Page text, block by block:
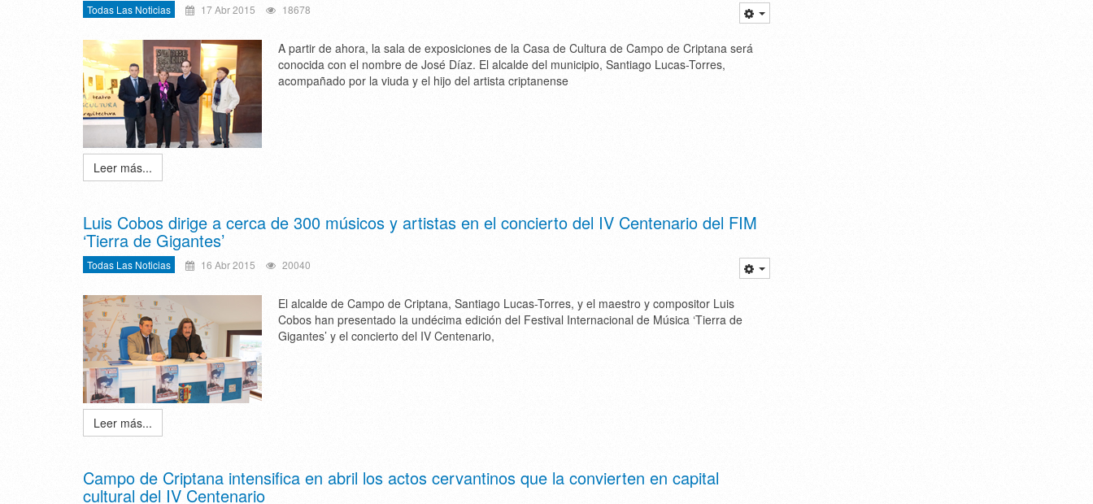
Todas Las Noticias 17 Abr 2015 18678
A partir de ahora, la sala de exposiciones de la Casa de Cultura de Campo de Criptana será
conocida con el nombre de José Díaz. El alcalde del municipio, Santiago Lucas-Torres,
acompañado por la viuda y el hijo del artista criptanense
Leer más...
Luis Cobos dirige a cerca de 300 músicos y artistas en el concierto del IV Centenario del FIM
‘Tierra de Gigantes’
Todas Las Noticias 16 Abr 2015 20040
El alcalde de Campo de Criptana, Santiago Lucas-Torres, y el maestro y compositor Luis
Cobos han presentado la undécima edición del Festival Internacional de Música ‘Tierra de
Gigantes’ y el concierto del IV Centenario,
Leer más...
Campo de Criptana intensifica en abril los actos cervantinos que la convierten en capital
cultural del IV Centenario